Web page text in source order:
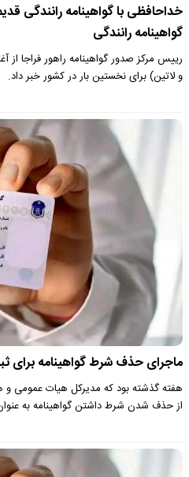
خداحافظی با گواهینامه رانندگی
گواهینامه رانندگی
و لاتین) برای نخستین بار در کشور خبر داد.
ماجرای حذف شرط گواهینامه برای
هفته گذشته بود که مدیرکل هیات عمومی
از حذف شدن شرط داشتن گواهینامه به